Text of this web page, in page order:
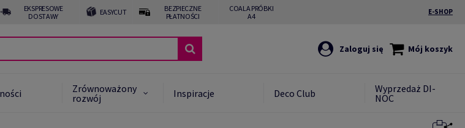
EKSPRESOWE
DOSTAWY
EASYCUT
BEZPIECZNE
PŁATNOŚCI
COALA PRÓBKI
A4
E-SHOP
Zaloguj się Mój koszyk
Zrównoważony
rozwój
Inspiracje Deco Club
Wyprzedaż DI-
NOC